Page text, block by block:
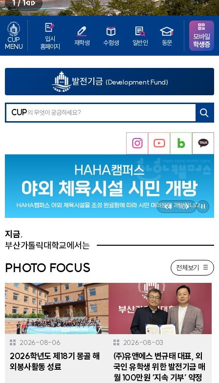
1/1이
전
버
튼
정
지
CUP
MENU
입시
홈페이지
재학생 수험생 일반인 동문
모바일
학생증
발전기금 (Development Fund)
이
4·10다
정
지
CUP
검색
버튼
인
스
타
그
램
유
튜
브
이
버
블
로
그
카
카
오
채
널
지금.
부산가톨릭대학교에서는
PHOTO FOCUS 전체보기
2026-08-06
2026학년도 제18기 몽골 해
외봉사활동 성료
2026-08-03
㈜유앤에스 변규태 대표, 외
국인 유학생 위한 발전기금 매
월 100만원 ‘지속 기부’ 약정